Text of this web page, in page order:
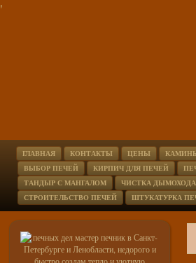
'
ГЛАВНАЯ КОНТАКТЫ ЦЕНЫ
ВЫБОР ПЕЧЕЙ
КИРПИЧ ДЛЯ ПЕЧЕЙ
ТАНДЫР С МАНГАЛОМ
ЧИСТКА ДЫМОХОДА
СТРОИТЕЛЬСТВО ПЕЧЕЙ
ШТУКАТУРКА